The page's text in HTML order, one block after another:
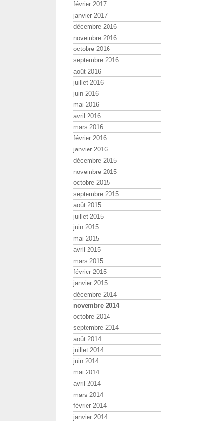
février 2017
janvier 2017
décembre 2016
novembre 2016
octobre 2016
septembre 2016
août 2016
juillet 2016
juin 2016
mai 2016
avril 2016
mars 2016
février 2016
janvier 2016
décembre 2015
novembre 2015
octobre 2015
septembre 2015
août 2015
juillet 2015
juin 2015
mai 2015
avril 2015
mars 2015
février 2015
janvier 2015
décembre 2014
novembre 2014
octobre 2014
septembre 2014
août 2014
juillet 2014
juin 2014
mai 2014
avril 2014
mars 2014
février 2014
janvier 2014